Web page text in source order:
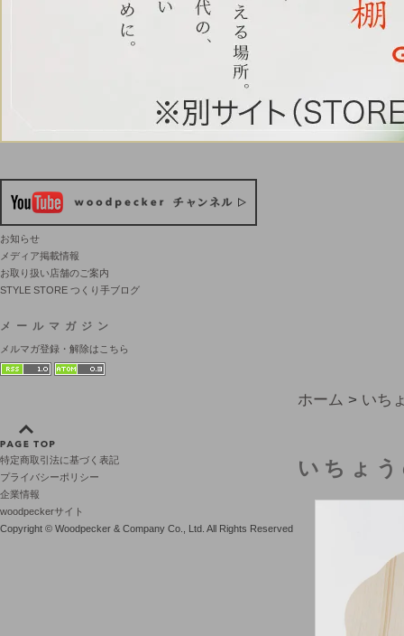
お知らせ
メディア掲載情報
お取り扱い店舗のご案内
STYLE STORE つくり手ブログ
メールマガジン
メルマガ登録・解除はこちら
ホーム > いち
いちょ
特定商取引法に基づく表記
プライバシーポリシー
企業情報
woodpeckerサイト
Copyright © Woodpecker & Company Co., Ltd. All Rights Reserved